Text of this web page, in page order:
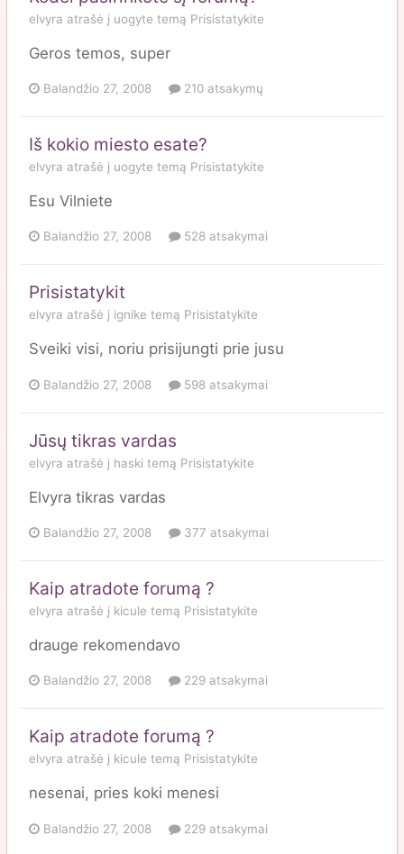
elvyra atrašė į uogyte temą Prisistatykite
Geros temos, super
Balandžio 27, 2008 210 atsakymų
Iš kokio miesto esate?
elvyra atrašė į uogyte temą Prisistatykite
Esu Vilniete
Balandžio 27, 2008 528 atsakymai
Prisistatykit
elvyra atrašė į ignike temą Prisistatykite
Sveiki visi, noriu prisijungti prie jusu
Balandžio 27, 2008 598 atsakymai
Jūsų tikras vardas
elvyra atrašė į haski temą Prisistatykite
Elvyra tikras vardas
Balandžio 27, 2008 377 atsakymai
Kaip atradote forumą ?
elvyra atrašė į kicule temą Prisistatykite
drauge rekomendavo
Balandžio 27, 2008 229 atsakymai
Kaip atradote forumą ?
elvyra atrašė į kicule temą Prisistatykite
nesenai, pries koki menesi
Balandžio 27, 2008 229 atsakymai